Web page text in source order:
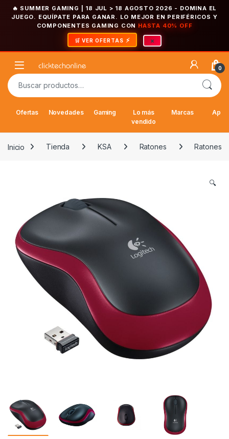
🔥 SUMMER GAMING | 18 JUL > 18 AGOSTO 2026 - DOMINA EL
JUEGO. EQUÍPATE PARA GANAR. LO MEJOR EN PERIFÉRICOS Y
COMPONENTES GAMING CON HASTA 40% OFF
🛒 VER OFERTAS ×
Open 0
Buscar por:
Ofertas Novedades Gaming
Lo más
vendido
Marcas
Inicio Tienda KSA Ratones Ratones
🔍